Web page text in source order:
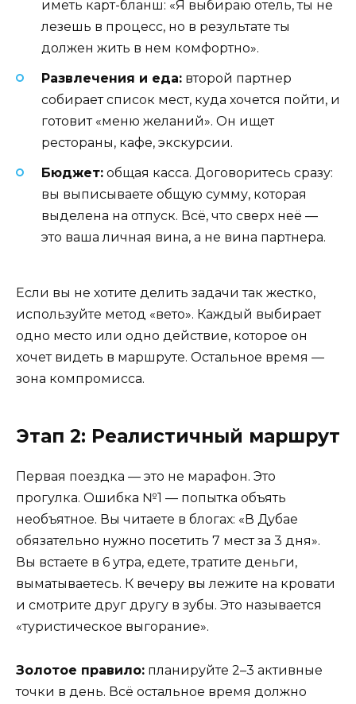
иметь карт-бланш: «Я выбираю отель, ты не
лезешь в процесс, но в результате ты
должен жить в нем комфортно».
Развлечения и еда: второй партнер
собирает список мест, куда хочется пойти, и
готовит «меню желаний». Он ищет
рестораны, кафе, экскурсии.
Бюджет: общая касса. Договоритесь сразу:
вы выписываете общую сумму, которая
выделена на отпуск. Всё, что сверх неё —
это ваша личная вина, а не вина партнера.
Если вы не хотите делить задачи так жестко,
используйте метод «вето». Каждый выбирает
одно место или одно действие, которое он
хочет видеть в маршруте. Остальное время —
зона компромисса.
Этап 2: Реалистичный маршрут
Первая поездка — это не марафон. Это
прогулка. Ошибка №1 — попытка объять
необъятное. Вы читаете в блогах: «В Дубае
обязательно нужно посетить 7 мест за 3 дня».
Вы встаете в 6 утра, едете, тратите деньги,
выматываетесь. К вечеру вы лежите на кровати
и смотрите друг другу в зубы. Это называется
«туристическое выгорание».
Золотое правило: планируйте 2–3 активные
точки в день. Всё остальное время должно